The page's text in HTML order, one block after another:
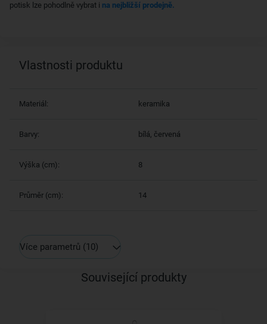
potisk lze pohodlně vybrat i na nejbližší prodejně.
Vlastnosti produktu
Materiál: keramika
Barvy: bílá, červená
Výška (cm): 8
Průměr (cm): 14
Více parametrů (10)
Související produkty